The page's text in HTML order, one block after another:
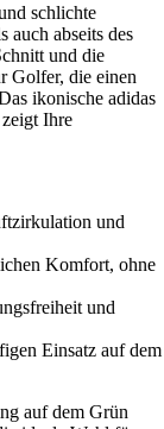
schlichte
auch abseits des
und die
Golfer, die einen
ikonische adidas
Ihre
und
Komfort, ohne
und
Einsatz auf dem
auf dem Grün